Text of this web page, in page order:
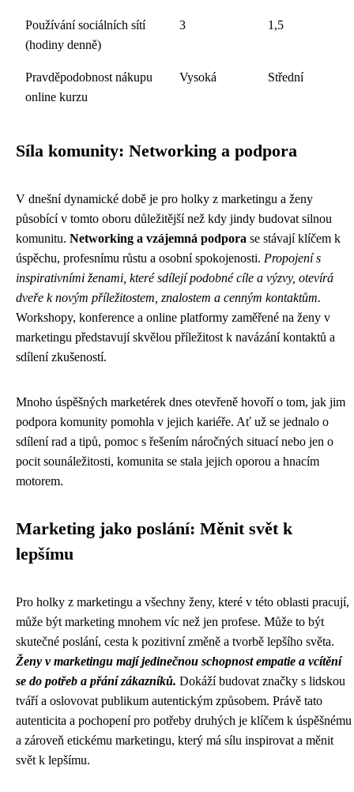
Používání sociálních sítí
(hodiny denně)
3 1,5
Pravděpodobnost nákupu
online kurzu
Vysoká Střední
Síla komunity: Networking a podpora
V dnešní dynamické době je pro holky z marketingu a ženy
působící v tomto oboru důležitější než kdy jindy budovat silnou
komunitu. Networking a vzájemná podpora se stávají klíčem k
úspěchu, profesnímu růstu a osobní spokojenosti. Propojení s
inspirativními ženami, které sdílejí podobné cíle a výzvy, otevírá
dveře k novým příležitostem, znalostem a cenným kontaktům.
Workshopy, konference a online platformy zaměřené na ženy v
marketingu představují skvělou příležitost k navázání kontaktů a
sdílení zkušeností.
Mnoho úspěšných marketérek dnes otevřeně hovoří o tom, jak jim
podpora komunity pomohla v jejich kariéře. Ať už se jednalo o
sdílení rad a tipů, pomoc s řešením náročných situací nebo jen o
pocit sounáležitosti, komunita se stala jejich oporou a hnacím
motorem.
Marketing jako poslání: Měnit svět k
lepšímu
Pro holky z marketingu a všechny ženy, které v této oblasti pracují,
může být marketing mnohem víc než jen profese. Může to být
skutečné poslání, cesta k pozitivní změně a tvorbě lepšího světa.
Ženy v marketingu mají jedinečnou schopnost empatie a vcítění
se do potřeb a přání zákazníků. Dokáží budovat značky s lidskou
tváří a oslovovat publikum autentickým způsobem. Právě tato
autenticita a pochopení pro potřeby druhých je klíčem k úspěšnému
a zároveň etickému marketingu, který má sílu inspirovat a měnit
svět k lepšímu.